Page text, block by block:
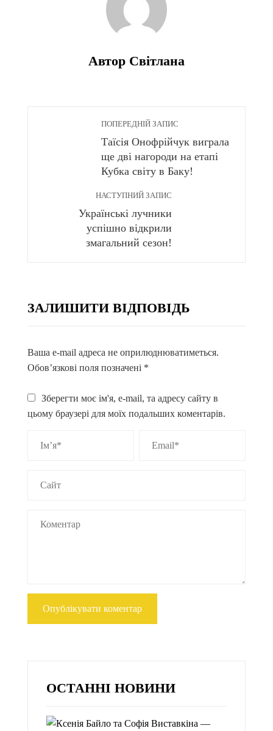
Автор Світлана
ПОПЕРЕДНІЙ ЗАПИС
Таїсія Онофрійчук виграла
ще дві нагороди на етапі
Кубка світу в Баку!
НАСТУПНИЙ ЗАПИС
Українські лучники
успішно відкрили
змагальний сезон!
ЗАЛИШИТИ ВІДПОВІДЬ
Ваша e-mail адреса не оприлюднюватиметься.
Обов’язкові поля позначені *
Зберегти моє ім'я, e-mail, та адресу сайту в
цьому браузері для моїх подальших коментарів.
ОСТАННІ НОВИНИ